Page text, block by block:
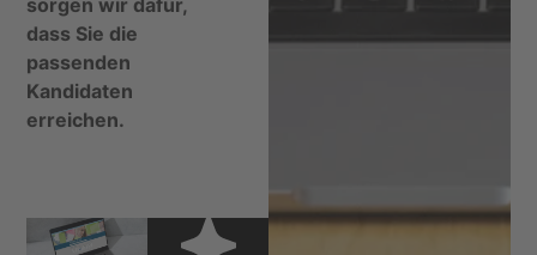
sorgen wir dafür,
dass Sie die
passenden
Kandidaten
erreichen.